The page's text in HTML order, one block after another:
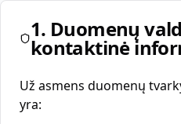
1. Duomenų
kontaktinė
Už asmens duomenų
yra: